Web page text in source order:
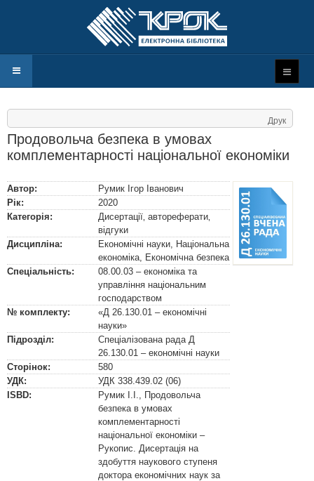
Друк
Продовольча безпека в умовах
комплементарності національної економіки
Автор:
Румик Ігор Іванович
Рік:
2020
Категорія:
Дисертації‚ автореферати‚
відгуки
Дисципліна:
Економічні науки, Національна
економіка, Економічна безпека
Спеціальність:
08.00.03 – економіка та
управління національним
господарством
№ комплекту:
«Д 26.130.01 – економічні
науки»
Підрозділ:
Спеціалізована рада Д
26.130.01 – економічні науки
Сторінок:
580
УДК:
УДК 338.439.02 (06)
ISBD:
Румик І.І., Продовольча
безпека в умовах
комплементарності
національної економіки –
Рукопис. Дисертація на
здобуття наукового ступеня
доктора економічних наук за